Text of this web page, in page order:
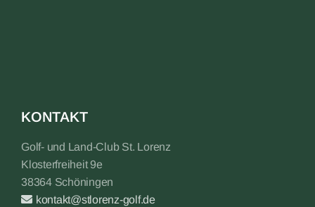
KONTAKT
Golf- und Land-Club St. Lorenz
Klosterfreiheit 9e
38364 Schöningen
kontakt@stlorenz-golf.de